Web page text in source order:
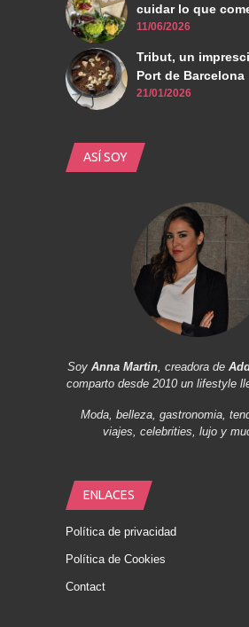
cuidar lo que
11/06/2026
Tribut, un
Port de Barcelona
21/01/2026
ASÍ SOY
Soy Anna Martin, creadora de
comparto desde 2010 un lifestyle
Moda, belleza, gastronomia,
viajes, celebrities, lujo y
ENLACES
Política de privacidad
Política de Cookies
Contact